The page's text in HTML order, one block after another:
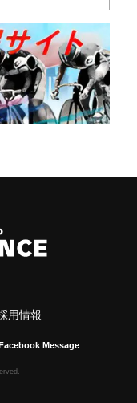
用情報
Message